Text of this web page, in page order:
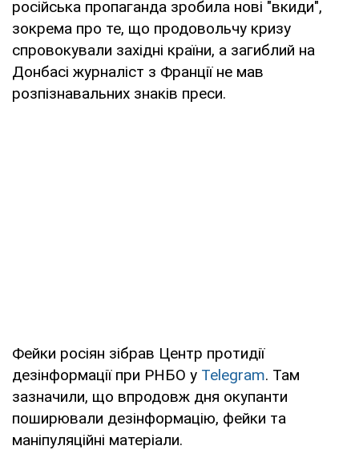
російська пропаганда зробила нові "вкиди",
зокрема про те, що продовольчу кризу
спровокували західні країни, а загиблий на
Донбасі журналіст з Франції не мав
розпізнавальних знаків преси.
Фейки росіян зібрав Центр протидії
дезінформації при РНБО у Telegram. Там
зазначили, що впродовж дня окупанти
поширювали дезінформацію, фейки та
маніпуляційні матеріали.